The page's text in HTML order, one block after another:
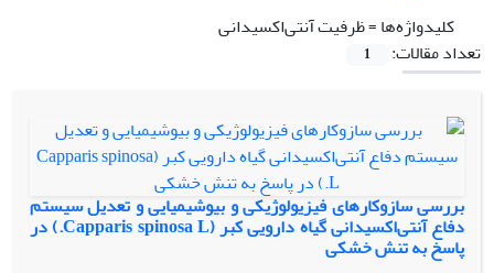
کلیدواژه‌ها =ظرفیت آنتی‌اکسیدانی
تعداد مقالات:
1
بررسی سازوکارهای فیزیولوژیکی و بیوشیمیایی و تعدیل سیستم
دفاع آنتی‌اکسیدانی گیاه دارویی کبر (Capparis spinosa L.) در
پاسخ به تنش خشکی